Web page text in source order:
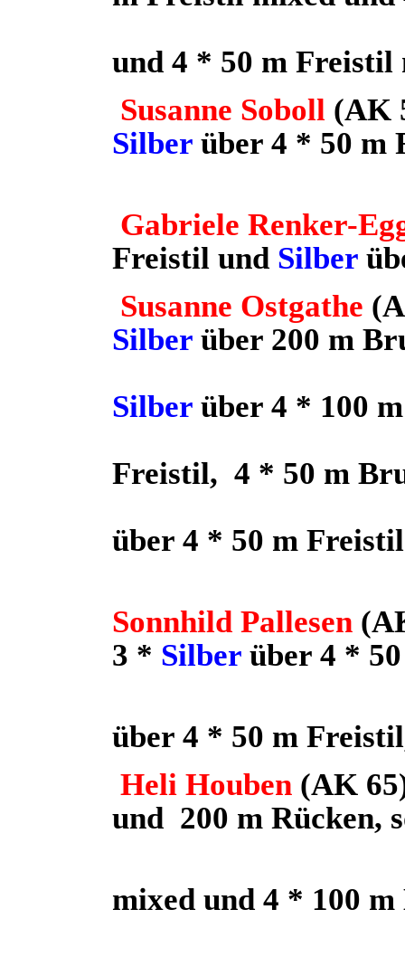
und 4 * 50 m Freistil
Susanne Soboll (AK
Silber über 4 * 50 m
Gabriele Renker-
Freistil und Silber
Susanne Ostgathe
Silber über 200 m
Silber über 4 * 100
Freistil, 4 * 50 m
über 4 * 50 m
Sonnhild Pallesen
3 * Silber über 4 *
über 4 * 50 m
Heli Houben (AK
und 200 m Rücken,
mixed und 4 * 100